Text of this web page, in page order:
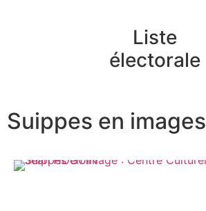
Liste
électorale
Suippes en images